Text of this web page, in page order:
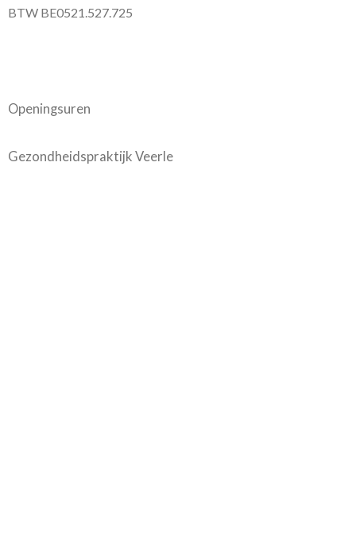
BTW BE0521.527.725
Openingsuren
Gezondheidspraktijk Veerle